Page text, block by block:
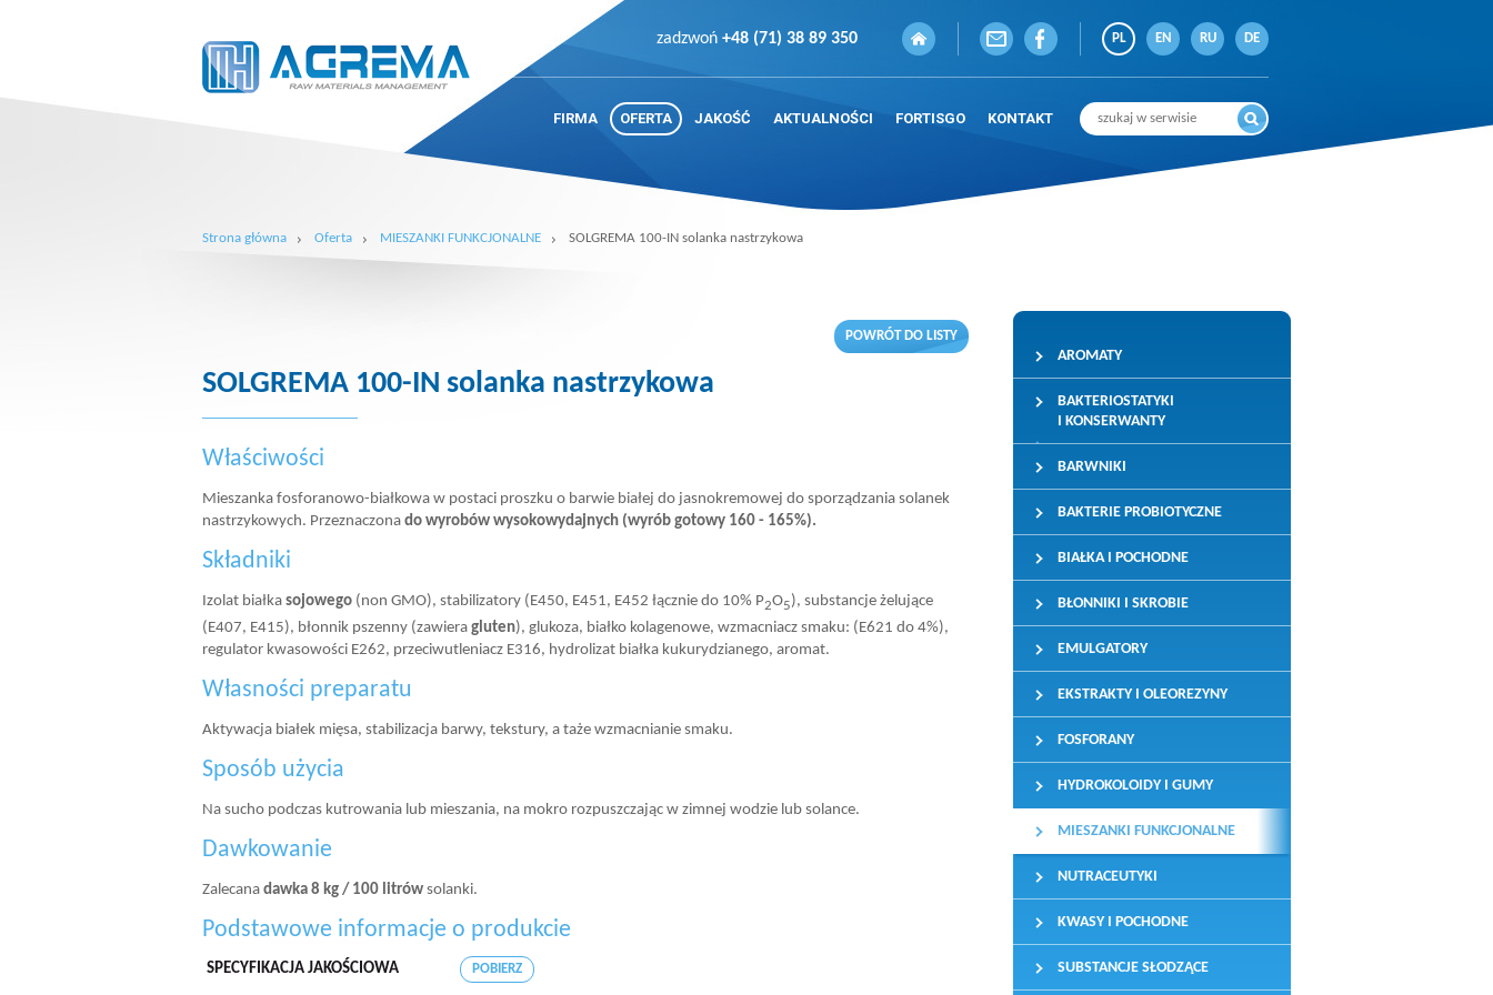
zadzwoń +48 (71) 38 89 350 PL EN RU DE
FIRMA OFERTA JAKOŚĆ AKTUALNOŚCI FORTISGO KONTAKT
Strona główna Oferta MIESZANKI FUNKCJONALNE SOLGREMA 100-IN solanka nastrzykowa
AROMATY
BAKTERIOSTATYKI
I KONSERWANTY
BARWNIKI
BAKTERIE PROBIOTYCZNE
BIAŁKA I POCHODNE
BŁONNIKI I SKROBIE
EMULGATORY
EKSTRAKTY I OLEOREZYNY
FOSFORANY
HYDROKOLOIDY I GUMY
MIESZANKI FUNKCJONALNE
NUTRACEUTYKI
KWASY I POCHODNE
SUBSTANCJE SŁODZĄCE
POWRÓT DO LISTY
SOLGREMA 100-IN solanka nastrzykowa
Właściwości
Mieszanka fosforanowo-białkowa w postaci proszku o barwie białej do jasnokremowej do sporządzania solanek
nastrzykowych. Przeznaczona do wyrobów wysokowydajnych (wyrób gotowy 160 - 165%).
Składniki
Izolat białka sojowego (non GMO), stabilizatory (E450, E451, E452 łącznie do 10% P2O5), substancje żelujące
(E407, E415), błonnik pszenny (zawiera gluten), glukoza, białko kolagenowe, wzmacniacz smaku: (E621 do 4%),
regulator kwasowości E262, przeciwutleniacz E316, hydrolizat białka kukurydzianego, aromat.
Własności preparatu
Aktywacja białek mięsa, stabilizacja barwy, tekstury, a taże wzmacnianie smaku.
Sposób użycia
Na sucho podczas kutrowania lub mieszania, na mokro rozpuszczając w zimnej wodzie lub solance.
Dawkowanie
Zalecana dawka 8 kg / 100 litrów solanki.
Podstawowe informacje o produkcie
SPECYFIKACJA JAKOŚCIOWA POBIERZ